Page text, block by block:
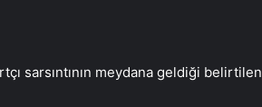
sarsıntının meydana geldiği belirtilen